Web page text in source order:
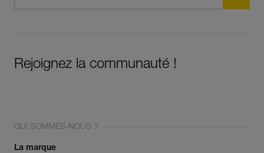
Rejoignez la communauté !
QUI SOMMES-NOUS ?
La marque